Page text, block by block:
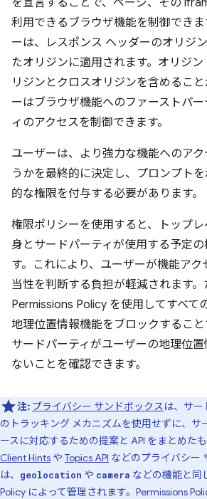
を宣言することで、ページ、その
利用できるブラウザ機能を制御でき
ーは、レスポンス ヘッダーのオリジ
たオリジンに適用されます。オリジ
リジンとクロスオリジンを含めるこ
ーはブラウザ機能へのファーストパ
ィのアクセスを制御できます。
ユーザーは、より強力な機能へのア
うかを最終的に決定し、プロンプト
的な権限を付与する必要があります。
権限ポリシーを使用すると、トップ
身とサードパーティが使用する予定
す。これにより、ユーザーが機能ア
当性を判断する負担が軽減されます。
Permissions Policy を使用してすべて
地理位置情報機能をブロックするこ
サードパーティがユーザーの地理位
ないことを確認できます。
注: プライバシー サンドボックスは、サー
のトラッキング メカニズムを使用せずに、サ
ースに対応するための提案と API をまとめたも
Client Hints や Topics API などのプライバシー
は、
geolocation や camera などの機能と同
Policy によって管理されます。Permissions